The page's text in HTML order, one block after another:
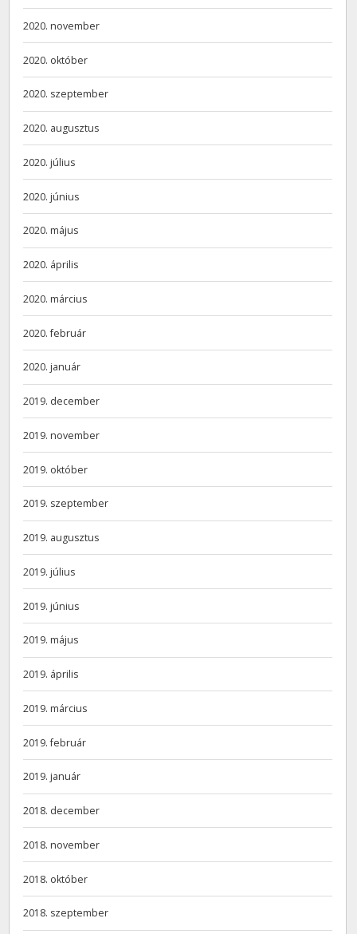
2020. november
2020. október
2020. szeptember
2020. augusztus
2020. július
2020. június
2020. május
2020. április
2020. március
2020. február
2020. január
2019. december
2019. november
2019. október
2019. szeptember
2019. augusztus
2019. július
2019. június
2019. május
2019. április
2019. március
2019. február
2019. január
2018. december
2018. november
2018. október
2018. szeptember